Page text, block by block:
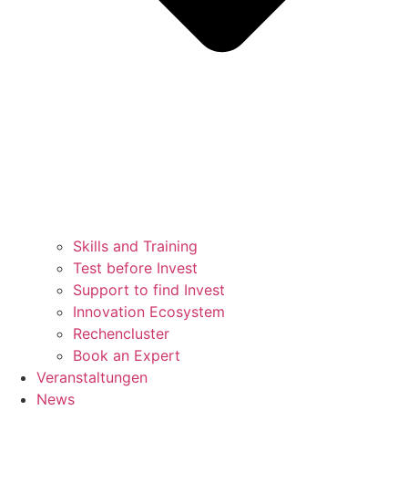
Skills and Training
Test before Invest
Support to find Invest
Innovation Ecosystem
Rechencluster​
Book an Expert
Veranstaltungen
News